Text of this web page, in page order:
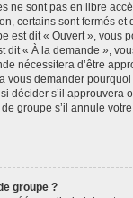
ne sont pas en libre
certains sont fermés et
est dit « Ouvert », vous
dit « À la demande »,
nécessitera d’être
vous demander
décider s’il approuvera
groupe s’il annule
groupe ?